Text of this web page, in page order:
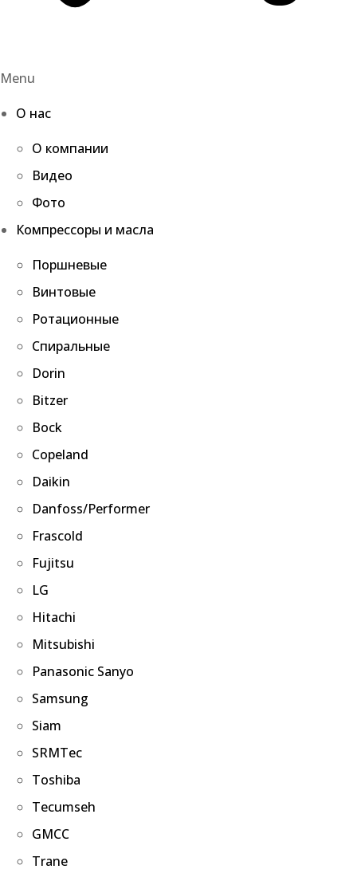
Menu
О нас
О компании
Видео
Фото
Компрессоры и масла
Поршневые
Винтовые
Ротационные
Спиральные
Dorin
Bitzer
Bock
Copeland
Daikin
Danfoss/Performer
Frascold
Fujitsu
LG
Hitachi
Mitsubishi
Panasonic Sanyo
Samsung
Siam
SRMTec
Toshiba
Tecumseh
GMCC
Trane